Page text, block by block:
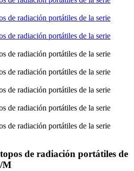
de radiación portátiles de
M